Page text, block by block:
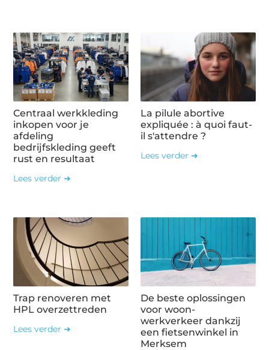
Centraal werkkleding
inkopen voor je
afdeling
bedrijfskleding geeft
rust en resultaat
Lees verder ➜
La pilule abortive
expliquée : à quoi faut-
il s'attendre ?
Lees verder ➜
Trap renoveren met
HPL overzettreden
Lees verder ➜
De beste oplossingen
voor woon-
werkverkeer dankzij
een fietsenwinkel in
Merksem